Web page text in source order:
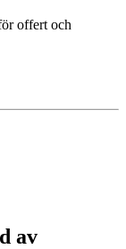
offert och
av